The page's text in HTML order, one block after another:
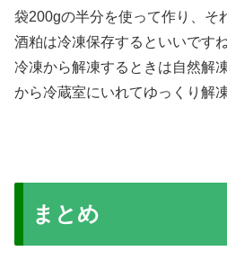
袋200gの半分を使って作り、そ
酒粕は冷凍保存するといいですね
冷凍から解凍するときは自然解
から冷蔵室にいれてゆっくり解
まとめ